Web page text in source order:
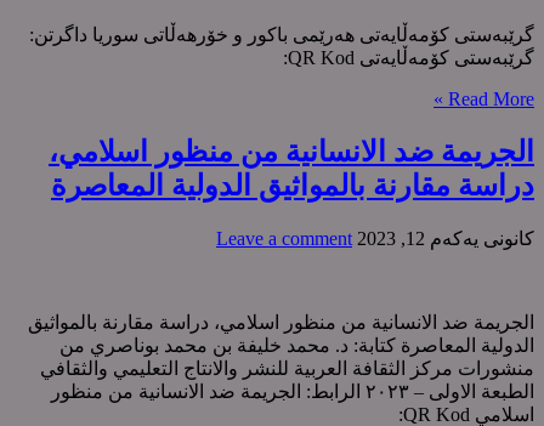
گرێبەستی کۆمەڵایەتی هەرێمی باکور و خۆرهەڵاتی سوریا داگرتن:
گرێبەستی کۆمەڵایەتی QR Kod:
Read More »
الجريمة ضد الانسانية من منظور اسلامي،
دراسة مقارنة بالمواثیق الدولیة المعاصرة
كانونی یه‌كه‌م 12, 2023 Leave a comment
الجريمة ضد الانسانية من منظور اسلامي، دراسة مقارنة بالمواثیق
الدولیة المعاصرة کتابة: د. محمد خلیفة بن محمد بوناصري من
منشورات مرکز الثقافة العربیة للنشر والانتاج التعلیمي والثقافي
الطبعة الاولی – ٢٠٢٣ الرابط: الجريمة ضد الانسانية من منظور
اسلامي QR Kod: